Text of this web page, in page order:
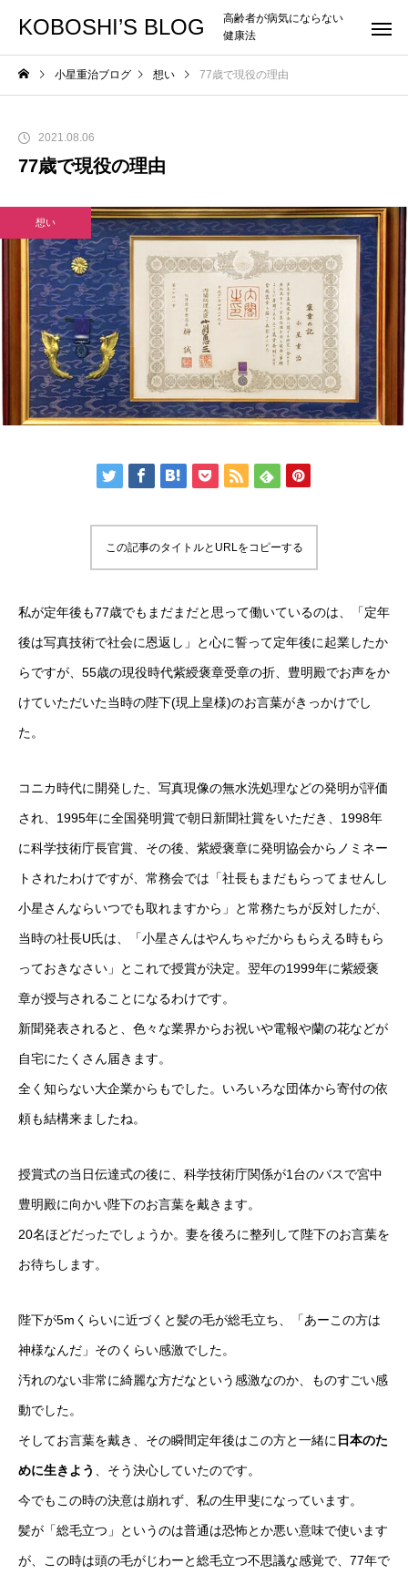
KOBOSHI’S BLOG
高齢者が病気にならない
健康法
小星重治ブログ 想い 77歳で現役の理由
2021.08.06
77歳で現役の理由
想い
この記事のタイトルとURLをコピーする
私が定年後も77歳でもまだまだと思って働いているのは、「定年
後は写真技術で社会に恩返し」と心に誓って定年後に起業したか
らですが、55歳の現役時代紫綬褒章受章の折、豊明殿でお声をか
けていただいた当時の陛下(現上皇様)のお言葉がきっかけでし
た。
コニカ時代に開発した、写真現像の無水洗処理などの発明が評価
され、1995年に全国発明賞で朝日新聞社賞をいただき、1998年
に科学技術庁長官賞、その後、紫綬褒章に発明協会からノミネー
トされたわけですが、常務会では「社長もまだもらってませんし
小星さんならいつでも取れますから」と常務たちが反対したが、
当時の社長U氏は、「小星さんはやんちゃだからもらえる時もら
っておきなさい」とこれで授賞が決定。翌年の1999年に紫綬褒
章が授与されることになるわけです。
新聞発表されると、色々な業界からお祝いや電報や蘭の花などが
自宅にたくさん届きます。
全く知らない大企業からもでした。いろいろな団体から寄付の依
頼も結構来ましたね。
授賞式の当日伝達式の後に、科学技術庁関係が1台のバスで宮中
豊明殿に向かい陛下のお言葉を戴きます。
20名ほどだったでしょうか。妻を後ろに整列して陛下のお言葉を
お待ちします。
陛下が5mくらいに近づくと髪の毛が総毛立ち、「あーこの方は
神様なんだ」そのくらい感激でした。
汚れのない非常に綺麗な方だなという感激なのか、ものすごい感
動でした。
そしてお言葉を戴き、その瞬間定年後はこの方と一緒に 日本のた
めに生きよう 、そう決心していたのです。
今でもこの時の決意は崩れず、私の生甲斐になっています。
髪が「総毛立つ」というのは普通は恐怖とか悪い意味で使います
が、この時は頭の毛がじわーと総毛立つ不思議な感覚で、77年で